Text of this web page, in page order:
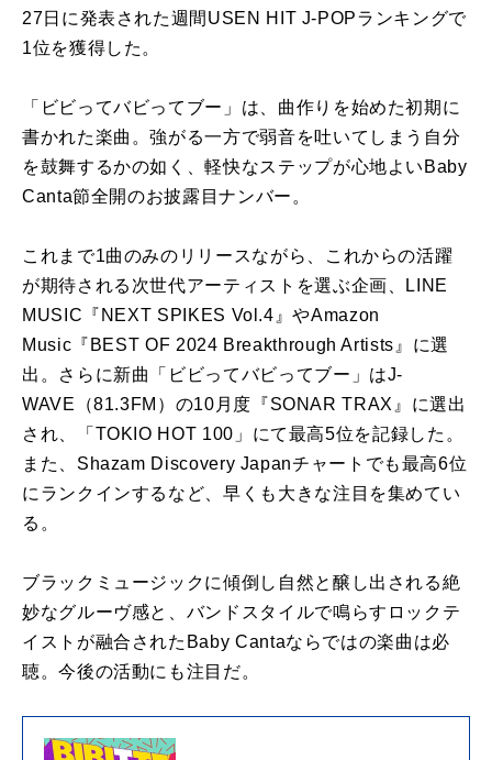
27日に発表された週間USEN HIT J-POPランキングで
1位を獲得した。
「ビビってバビってブー」は、曲作りを始めた初期に
書かれた楽曲。強がる一方で弱音を吐いてしまう自分
を鼓舞するかの如く、軽快なステップが心地よいBaby
Canta節全開のお披露目ナンバー。
これまで1曲のみのリリースながら、これからの活躍
が期待される次世代アーティストを選ぶ企画、LINE
MUSIC『NEXT SPIKES Vol.4』やAmazon
Music『BEST OF 2024 Breakthrough Artists』に選
出。さらに新曲「ビビってバビってブー」はJ-
WAVE（81.3FM）の10月度『SONAR TRAX』に選出
され、「TOKIO HOT 100」にて最高5位を記録した。
また、Shazam Discovery Japanチャートでも最高6位
にランクインするなど、早くも大きな注目を集めてい
る。
ブラックミュージックに傾倒し自然と醸し出される絶
妙なグルーヴ感と、バンドスタイルで鳴らすロックテ
イストが融合されたBaby Cantaならではの楽曲は必
聴。今後の活動にも注目だ。